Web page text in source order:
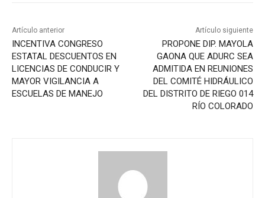
Artículo anterior
INCENTIVA CONGRESO
ESTATAL DESCUENTOS EN
LICENCIAS DE CONDUCIR Y
MAYOR VIGILANCIA A
ESCUELAS DE MANEJO
Artículo siguiente
PROPONE DIP. MAYOLA
GAONA QUE ADURC SEA
ADMITIDA EN REUNIONES
DEL COMITÉ HIDRÁULICO
DEL DISTRITO DE RIEGO 014
RÍO COLORADO